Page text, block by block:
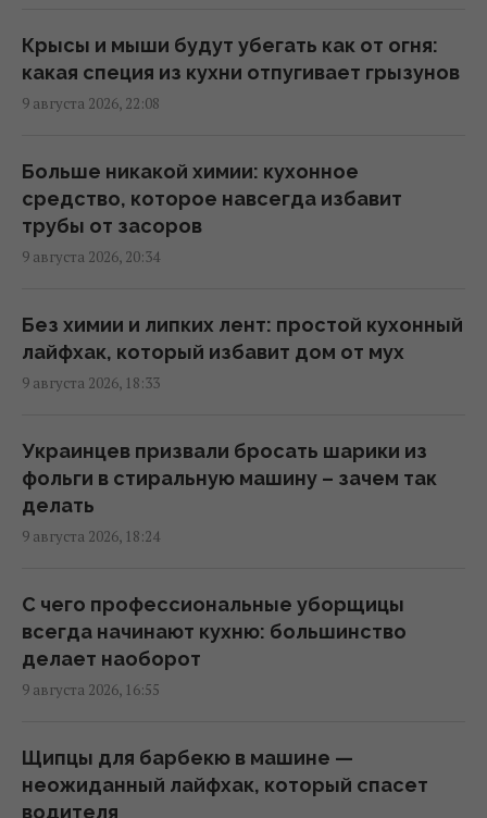
"Меня зашили, кости целы": популярная
украинская блогерша попала в аварию
11:45 понедельник, 10 августа 2026
Кардиолог назвал самый опасный напиток
для сердца
11:38 понедельник, 10 августа 2026
нашли более выносливую замену
11:30 понедельник, 10 августа 2026
вырастить новый куст в домашних
условиях
11:28 понедельник, 10 августа 2026
время встретился с 10-летней дочерью
(видео)
11:05 понедельник, 10 августа 2026
насекомых могут болеть сутками
10:50 понедельник, 10 августа 2026
Крысы и мыши будут убегать как от огня:
какая специя из кухни отпугивает грызунов
9 августа 2026, 22:08
Больше никакой химии: кухонное
средство, которое навсегда избавит
трубы от засоров
9 августа 2026, 20:34
Без химии и липких лент: простой кухонный
лайфхак, который избавит дом от мух
9 августа 2026, 18:33
Украинцев призвали бросать шарики из
фольги в стиральную машину – зачем так
делать
9 августа 2026, 18:24
С чего профессиональные уборщицы
всегда начинают кухню: большинство
делает наоборот
9 августа 2026, 16:55
Щипцы для барбекю в машине —
неожиданный лайфхак, который спасет
водителя